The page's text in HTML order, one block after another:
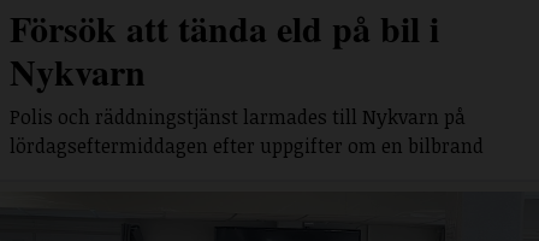
Försök att tända eld på bil i
Nykvarn
Polis och räddningstjänst larmades till Nykvarn på
lördagseftermiddagen efter uppgifter om en bilbrand